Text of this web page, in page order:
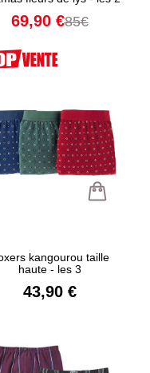
69,90 €85€
kangourou taille
haute - les 3
43,90 €